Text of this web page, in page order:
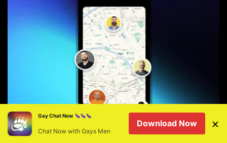
Gay Chat Now
Chat Now with Gays Men
Download Now ×